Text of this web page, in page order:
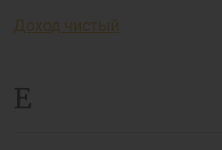
Доход чистый
Е